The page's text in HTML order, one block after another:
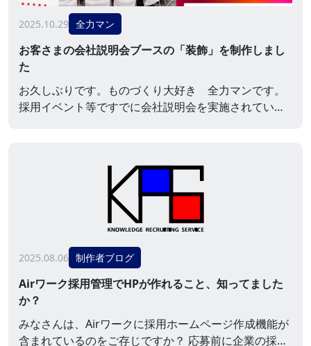
2025.10.29 全力マン
お客さまの会社説明会ブースの「装飾」を制作しまし
た
お久しぶりです。ものづくり大好き 全力マンです。
採用イベント等ですでに会社説明会を実施されている
やテーブルクロス、椅子カバー等ブース内の装飾につ
いてご相談を承る機会も少なくありません。今回ご紹
介するのは、とある医薬品メーカー様のブースなので
2025.08.06 制作者ブログ
Airワーク採用管理でHPが作れること、知ってました
か？
みなさんは、Airワークに採用ホームページ作成機能が
含まれているのをご存じですか？ 応募前に企業の採用